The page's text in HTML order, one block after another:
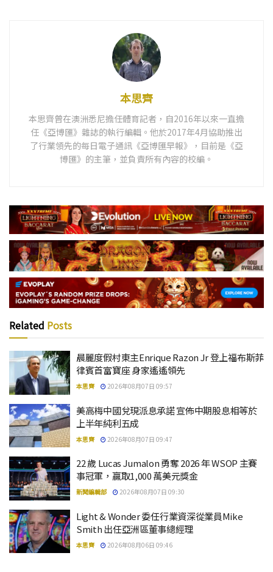
本思齊
本思齊曾在澳洲悉尼擔任體育記者，自2016年以來一直擔
任《亞博匯》雜誌的執行編輯。他於2017年4月協助推出
了行業領先的每日電子通訊《亞博匯早報》，目前是《亞
博匯》的主筆，並負責所有內容的校編。
Related Posts
晨麗度假村東主Enrique Razon Jr 登上福布斯菲
律賓首富寶座 身家遙遙領先
本思齊 2026年08月07日 09:57
美高梅中國兌現派息承諾 宣佈中期股息相等於
上半年純利五成
本思齊 2026年08月07日 09:47
22 歲 Lucas Jumalon 勇奪 2026 年 WSOP 主賽
事冠軍，贏取1,000 萬美元獎金
新聞編輯部 2026年08月07日 09:30
Light & Wonder 委任行業資深從業員Mike
Smith 出任亞洲區董事總經理
本思齊 2026年08月06日 09:46